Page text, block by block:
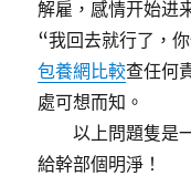
解雇，感情开始进
“我回去就行了，
包養網比較查任何
處可想而知。
以上問題隻是一
給幹部個明淨！